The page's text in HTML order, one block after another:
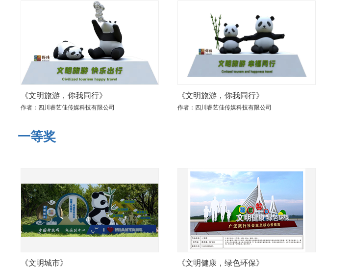
《文明旅游，你我同行》
作者：四川睿艺佳传媒科技有限公司
《文明旅游，你我同行》
作者：四川睿艺佳传媒科技有限公司
一等奖
《文明城市》 《文明健康，绿色环保》